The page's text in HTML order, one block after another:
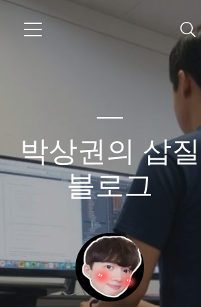
박상권의 삽질
블로그